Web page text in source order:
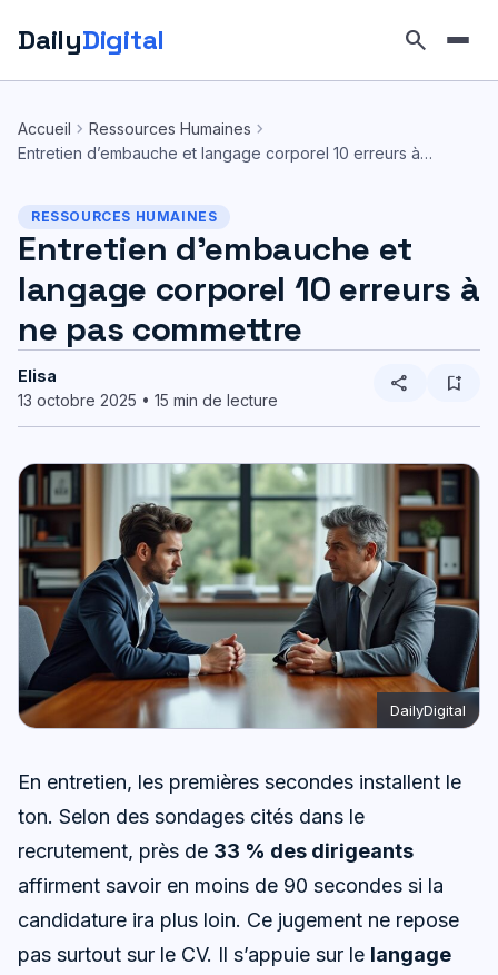
DailyDigital search
contenu
Accueil chevron_right Ressources Humaines chevron_right
Entretien d’embauche et langage corporel 10 erreurs à…
RESSOURCES HUMAINES
Entretien d’embauche et
langage corporel 10 erreurs à
ne pas commettre
Elisa
13 octobre 2025 • 15 min de lecture
share bookmark_add
DailyDigital
En entretien, les premières secondes installent le
ton. Selon des sondages cités dans le
recrutement, près de 33 % des dirigeants
affirment savoir en moins de 90 secondes si la
candidature ira plus loin. Ce jugement ne repose
pas surtout sur le CV. Il s’appuie sur le langage